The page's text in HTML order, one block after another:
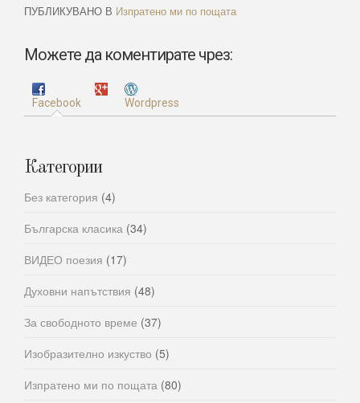
ПУБЛИКУВАНО В Изпратено ми по пощата
Можете да коментирате чрез:
Facebook Wordpress
Категории
Без категория (4)
Българска класика (34)
ВИДЕО поезия (17)
Духовни напътствия (48)
За свободното време (37)
Изобразително изкуство (5)
Изпратено ми по пощата (80)